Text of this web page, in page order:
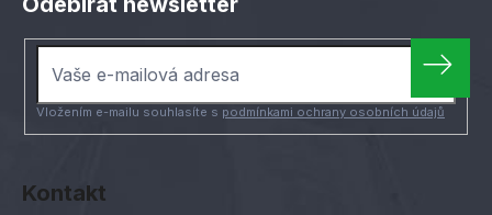
Kontakt
Vložením e-mailu souhlasíte s podmínkami ochrany osobních údajů